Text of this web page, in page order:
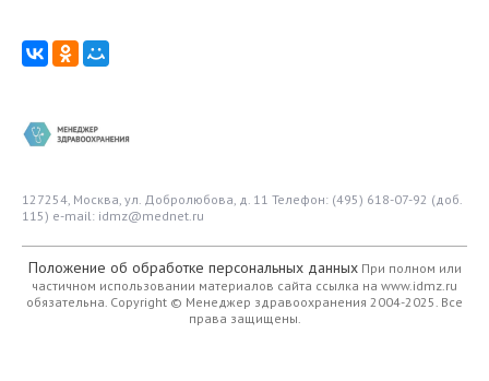
127254, Москва, ул. Добролюбова, д. 11 Телефон: (495) 618-07-92 (доб.
115) e-mail: idmz@mednet.ru
Положение об обработке персональных данныхПри полном или
частичном использовании материалов сайта ссылка на www.idmz.ru
обязательна. Copyright © Менеджер здравоохранения 2004-2025. Все
права защищены.